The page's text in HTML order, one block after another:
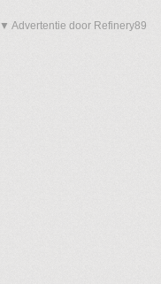
▼ Advertentie door Refinery89